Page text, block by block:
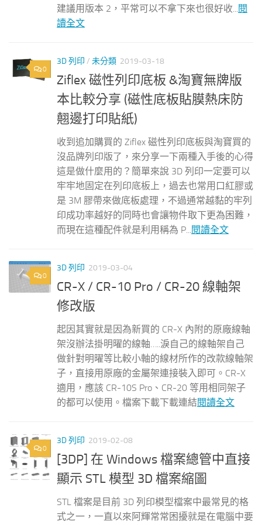
建議用版本 2，平常可以不拿下來也很好收... 閱
讀全文
0
3D 列印 / 未分類 2019-03-18
Ziflex 磁性列印底板 &淘寶無牌版
本比較分享 (磁性底板貼膜熱床防
翹邊打印貼紙)
收到追加購買的 Ziflex 磁性列印底板與淘寶買的
沒品牌列印版了，來分享一下兩種入手後的心得
這是做什麼用的？簡單來說 3D 列印一定要可以
牢牢地固定在列印底板上，過去也常用口紅膠或
是 3M 膠帶來做底板處理，不過通常越黏的牢列
印成功率越好的同時也會讓物件取下更為困難，
而現在這種配件就是利用稱為 P...閱讀全文
0
3D 列印 2019-03-04
CR-X / CR-10 Pro / CR-20 線軸架
修改版
起因其實就是因為新買的 CR-X 內附的原廠線軸
架沒辦法掛明曜的線軸…..淚自己的線軸架自己
做針對明曜等比較小軸的線材所作的改款線軸架
子，直接用原廠的金屬架連接裝入即可。CR-X
適用，應該 CR-10S Pro、CR-20 等用相同架子
的都可以使用。檔案下載下載連結閱讀全文
0
3D 列印 2019-02-08
[3DP] 在 Windows 檔案總管中直接
顯示 STL 模型 3D 檔案縮圖
STL 檔案是目前 3D 列印模型檔案中最常見的格
式之一，一直以來阿輝常常困擾就是在電腦中要